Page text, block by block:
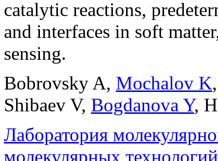
catalytic reactions,
and interfaces in soft
sensing.
Bobrovsky A, Mochalov K
Shibaev V, Bogdanova Y,
Лаборатория
молекулярных технологий